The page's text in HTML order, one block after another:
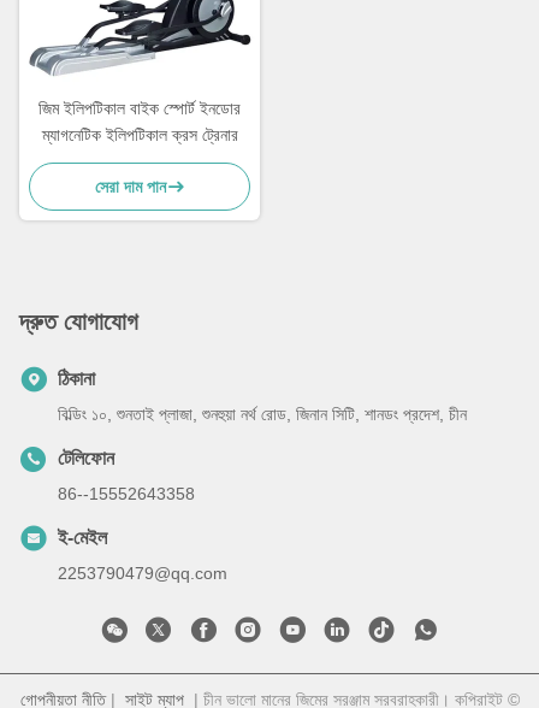
জিম ইলিপটিকাল বাইক স্পোর্ট ইনডোর
ম্যাগনেটিক ইলিপটিকাল ক্রস ট্রেনার
সেরা দাম পান
দ্রুত যোগাযোগ
ঠিকানা
বিল্ডিং ১০, শুনতাই প্লাজা, শুনহুয়া নর্থ রোড, জিনান সিটি, শানডং প্রদেশ, চীন
টেলিফোন
86--15552643358
ই-মেইল
2253790479@qq.com
গোপনীয়তা নীতি| সাইট ম্যাপ| চীন ভালো মানের জিমের সরঞ্জাম সরবরাহকারী। কপিরাইট ©